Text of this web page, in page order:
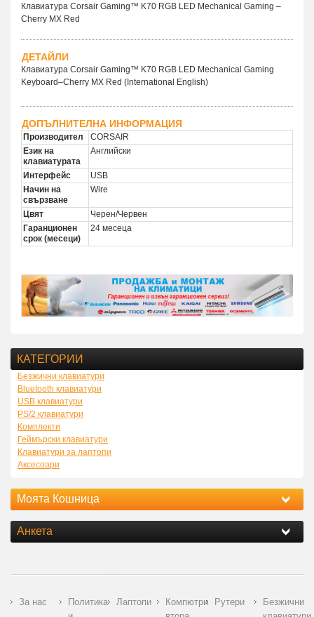
Клавиатура Corsair Gaming™ K70 RGB LED Mechanical Gaming –
Cherry MX Red
ДЕТАЙЛИ
Клавиатура Corsair Gaming™ K70 RGB LED Mechanical Gaming
Keyboard–Cherry MX Red (International English)
ДОПЪЛНИТЕЛНА ИНФОРМАЦИЯ
Производител
CORSAIR
Език на
клавиатурата
Английски
Интерфейс
USB
Начин на
свързване
Wire
Цвят
Черен/Червен
Гаранционен
срок (месеци)
24 месеца
КАТЕГОРИИ
Безжични клавиатури
Bluetooth клавиатури
USB клавиатури
PS/2 клавиатури
Комплекти
Геймърски клавиатури
Клавиатури за лаптопи
Аксесоари
Моята Кошница
Анкета
За нас
Политика
Лаптопи
Компютри
Рутери
Безжични